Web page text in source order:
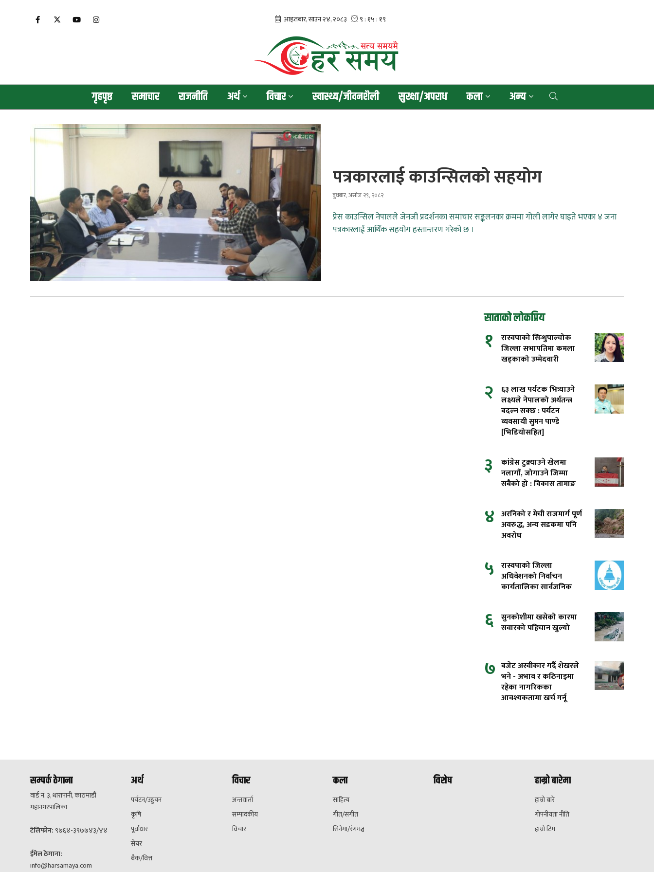
गृहपृष्ठ समाचार राजनीति अर्थ विचार स्वास्थ्य/जीवनशैली सुरक्षा/अपराध कला अन्य
पत्रकारलाई काउन्सिलको सहयोग
बुधबार, असोज २९, २०८२
प्रेस काउन्सिल नेपालले जेनजी प्रदर्शनका समाचार सङ्कलनका क्रममा गोली लागेर घाइते भएका ४ जना
पत्रकारलाई आर्थिक सहयोग हस्तान्तरण गरेको छ ।
साताको लोकप्रिय
१
रास्वपाको सिन्धुपाल्चोक
जिल्ला सभापतिमा कमला
खड्काको उम्मेदवारी
२
६३ लाख पर्यटक भित्र्याउने
लक्ष्यले नेपालको अर्थतन्त्र
बदल्न सक्छ : पर्यटन
व्यवसायी सुमन पाण्डे
[भिडियोसहित]
३
कांग्रेस टुक्र्याउने खेलमा
नलागौं, जोगाउने जिम्मा
सबैको हो : विकास तामाङ
४ अरनिको र मेची राजमार्ग पूर्ण
अवरुद्ध, अन्य सडकमा पनि
अवरोध
५ रास्वपाको जिल्ला
अधिवेशनको निर्वाचन
कार्यतालिका सार्वजनिक
६ सुनकोशीमा खसेको कारमा
सवारको पहिचान खुल्यो
७ बजेट अस्वीकार गर्दै शेखरले
भने - अभाव र कठिनाइमा
रहेका नागरिकका
आवश्यकतामा खर्च गर्नू
सम्पर्क ठेगाना
वार्ड नं. ३, धारापानी, काठमाडौं
महानगरपालिका
टेलिफोन: ९७६४-३९७७४३/४४
ईमेल ठेगाना:
info@harsamaya.com
अर्थ
पर्यटन/उड्डयन
कृषि
पूर्वाधार
सेयर
बैक/वित्त
विचार
अन्तवार्ता
सम्पादकीय
विचार
कला
साहित्य
गीत/संगीत
सिनेमा/रंगमञ्च
विशेष हाम्रो बारेमा
हाम्रो बारे
गोपनीयता नीति
हाम्रो टिम